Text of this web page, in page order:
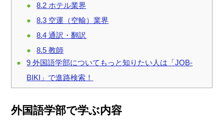
8.2 ホテル業界
8.3 空運（空輸）業界
8.4 通訳・翻訳
8.5 教師
9 外国語学部についてもっと知りたい人は「JOB-
BIKI」で進路検索！
外国語学部で学ぶ内容